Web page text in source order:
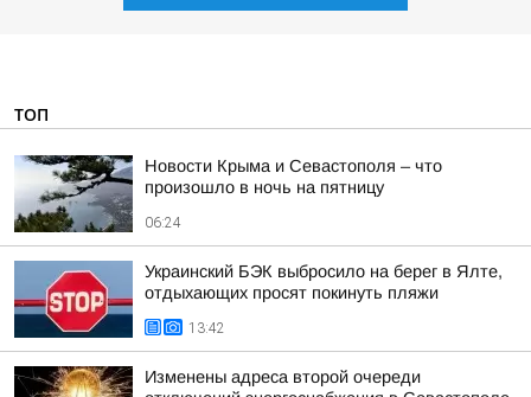
ТОП
Новости Крыма и Севастополя – что
произошло в ночь на пятницу
06:24
Украинский БЭК выбросило на берег в Ялте,
отдыхающих просят покинуть пляжи
13:42
Изменены адреса второй очереди